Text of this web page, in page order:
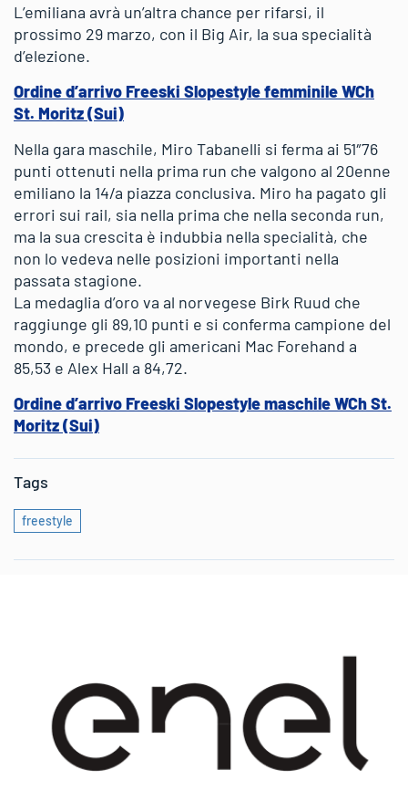
L’emiliana avrà un’altra chance per rifarsi, il
prossimo 29 marzo, con il Big Air, la sua specialità
d’elezione.
Ordine d’arrivo Freeski Slopestyle femminile WCh
St. Moritz (Sui)
Nella gara maschile, Miro Tabanelli si ferma ai 51″76
punti ottenuti nella prima run che valgono al 20enne
emiliano la 14/a piazza conclusiva. Miro ha pagato gli
errori sui rail, sia nella prima che nella seconda run,
ma la sua crescita è indubbia nella specialità, che
non lo vedeva nelle posizioni importanti nella
passata stagione.
La medaglia d’oro va al norvegese Birk Ruud che
raggiunge gli 89,10 punti e si conferma campione del
mondo, e precede gli americani Mac Forehand a
85,53 e Alex Hall a 84,72.
Ordine d’arrivo Freeski Slopestyle maschile WCh St.
Moritz (Sui)
Tags
freestyle